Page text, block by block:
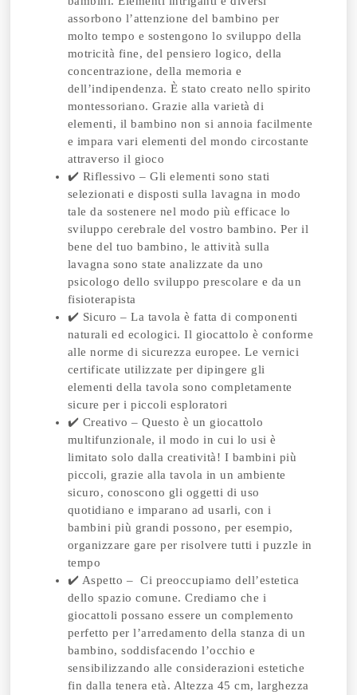
assorbono l’attenzione del bambino per
molto tempo e sostengono lo sviluppo della
motricità fine, del pensiero logico, della
concentrazione, della memoria e
dell’indipendenza. È stato creato nello spirito
montessoriano. Grazie alla varietà di
elementi, il bambino non si annoia facilmente
e impara vari elementi del mondo circostante
attraverso il gioco
✔️ Riflessivo – Gli elementi sono stati
selezionati e disposti sulla lavagna in modo
tale da sostenere nel modo più efficace lo
sviluppo cerebrale del vostro bambino. Per il
bene del tuo bambino, le attività sulla
lavagna sono state analizzate da uno
psicologo dello sviluppo prescolare e da un
fisioterapista
✔️ Sicuro – La tavola è fatta di componenti
naturali ed ecologici. Il giocattolo è conforme
alle norme di sicurezza europee. Le vernici
certificate utilizzate per dipingere gli
elementi della tavola sono completamente
sicure per i piccoli esploratori
✔️ Creativo – Questo è un giocattolo
multifunzionale, il modo in cui lo usi è
limitato solo dalla creatività! I bambini più
piccoli, grazie alla tavola in un ambiente
sicuro, conoscono gli oggetti di uso
quotidiano e imparano ad usarli, con i
bambini più grandi possono, per esempio,
organizzare gare per risolvere tutti i puzzle in
tempo
✔️ Aspetto – Ci preoccupiamo dell’estetica
dello spazio comune. Crediamo che i
giocattoli possano essere un complemento
perfetto per l’arredamento della stanza di un
bambino, soddisfacendo l’occhio e
sensibilizzando alle considerazioni estetiche
fin dalla tenera età. Altezza 45 cm, larghezza